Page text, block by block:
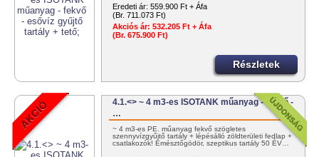
Eredeti ár: 559.900 Ft + Áfa
(Br. 711.073 Ft)
Akciós ár: 532.205 Ft + Áfa
(Br. 675.900 Ft)
Részletek
4.1.<> ~ 4 m3-es ISOTANK műanyag - fekvő -
…
~ 4 m3-es PE. műanyag fekvő szögletes
szennyvízgyűjtő tartály + lépésálló zöldterületi fedlap +
csatlakozók! Emésztőgödör, szeptikus tartály 50 ÉV…